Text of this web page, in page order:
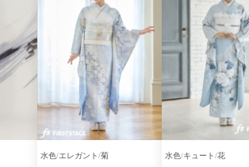
水色 エレガント 菊 水色 キュート 花